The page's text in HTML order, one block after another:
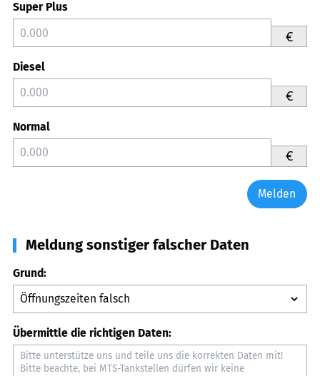
Super Plus
€
Diesel
€
Normal
€
Melden
Meldung sonstiger falscher Daten
Grund:
Übermittle die richtigen Daten: